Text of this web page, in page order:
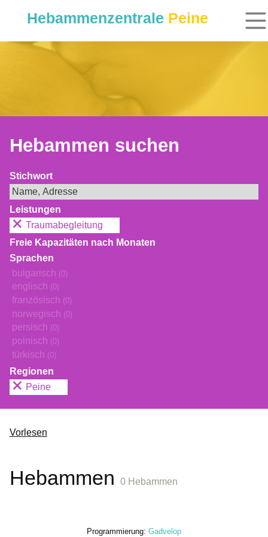
Hebammenzentrale Peine
Hebammen suchen
Stichwort
Leistungen
Traumabegleitung
Freie Kapazitäten nach Monaten
Sprachen
bulgarisch (0)
englisch (0)
französisch (0)
norwegisch (0)
persisch (0)
polnisch (0)
türkisch (0)
Regionen
Peine
Vorlesen
Hebammen 0 Hebammen
Programmierung: Gadvelop